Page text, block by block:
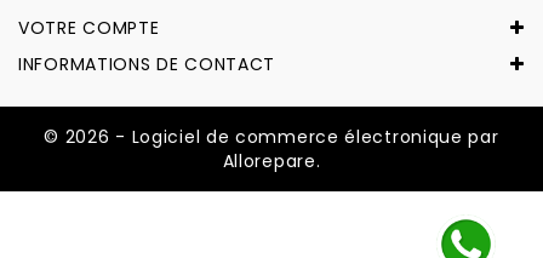
VOTRE COMPTE
INFORMATIONS DE CONTACT
© 2026 - Logiciel de commerce électronique par
Allorepare.